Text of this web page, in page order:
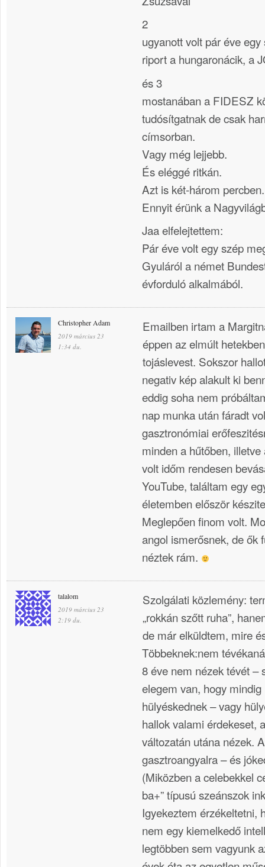
2
ugyanott volt pár éve
riport a hungaronácik, a
és 3
mostanában a FIDESZ
tudósítgatnak de csak
címsorban.
Vagy még lejjebb.
És eléggé ritkán.
Azt is két-három percben.
Ennyit érünk a
Jaa elfelejtettem:
Pár éve volt egy szép
Gyuláról a német
évforduló alkalmából.
Christopher Adam
2019 március 23
1:34 du.
Emailben irtam a
éppen az elmúlt
tojáslevest. Sokszor
negativ kép alakult ki
eddig soha nem
nap munka után fáradt
gasztronómiai
minden a hűtőben,
volt időm rendesen
YouTube, találtam egy
életemben először
Meglepően finom volt.
angol ismerősnek, de ők
néztek rám.
talalom
2019 március 23
2:19 du.
Szolgálati közlemény:
„rokkán szőtt ruha”,
de már elküldtem, mire
Többeknek:nem
8 éve nem nézek tévét –
elegem van, hogy
hülyéskednek – vagy
hallok valami érdekeset,
változatán utána nézek.
gasztroangyalra – és
(Miközben a celebekkel
ba+” típusú szeánszok
Igyekeztem érzékeltetni,
nem egy kiemelkedő
legtöbben sem vagyunk